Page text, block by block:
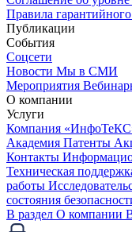
Правила
Публикации
События
Соцсети
Новости Мы в СМИ
Мероприятия
О компании
Услуги
Компания
Академия Патенты
Контакты
Техническая
работы
состояния
В раздел О компании